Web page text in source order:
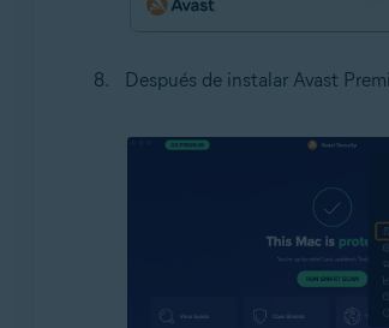
Después de instalar Avast